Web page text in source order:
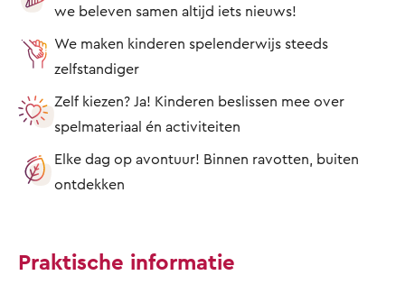
we beleven samen altijd iets nieuws!
We maken kinderen spelenderwijs steeds
zelfstandiger
Zelf kiezen? Ja! Kinderen beslissen mee over
spelmateriaal én activiteiten
Elke dag op avontuur! Binnen ravotten, buiten
ontdekken
Praktische informatie